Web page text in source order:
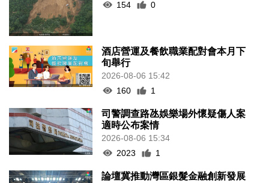
154 0
酒店營運及餐飲職業配對會本月下
旬舉行
2026-08-06 15:42
160
1
司警調查路氹娛樂場外懷疑傷人案
適時公布案情
2026-08-06 15:34
2023
1
論壇冀推動灣區銀髮金融創新發展